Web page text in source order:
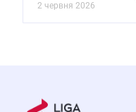
2 червня 2026